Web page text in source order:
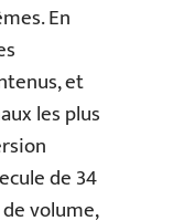
En
et
les plus
de 34
volume,